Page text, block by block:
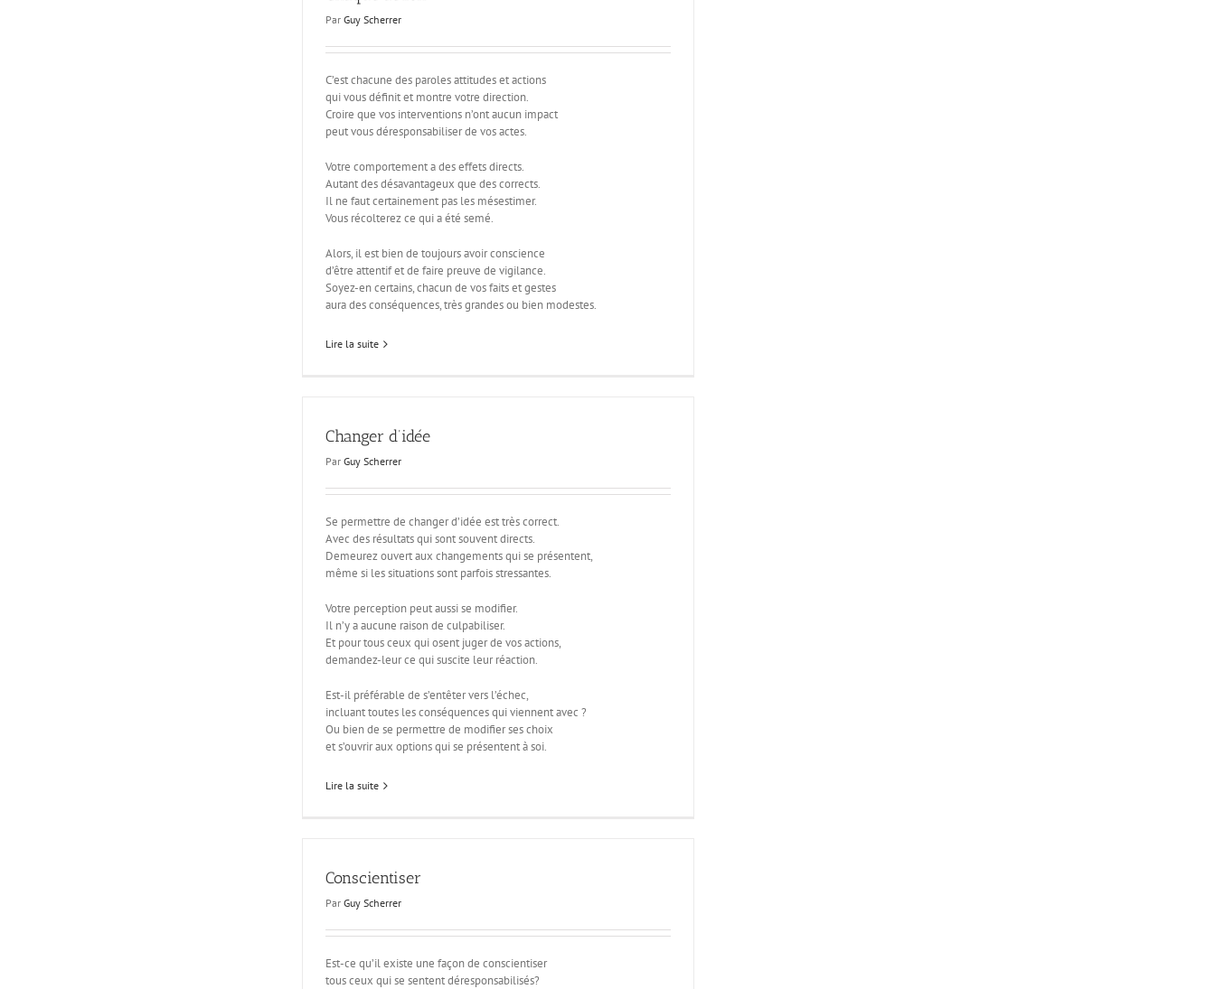
Par Guy Scherrer
C’est chacune des paroles attitudes et actions
qui vous définit et montre votre direction.
Croire que vos interventions n’ont aucun impact
peut vous déresponsabiliser de vos actes.
Votre comportement a des effets directs.
Autant des désavantageux que des corrects.
Il ne faut certainement pas les mésestimer.
Vous récolterez ce qui a été semé.
Alors, il est bien de toujours avoir conscience
d’être attentif et de faire preuve de vigilance.
Soyez-en certains, chacun de vos faits et gestes
aura des conséquences, très grandes ou bien modestes.
Lire la suite
Changer d’idée
Par Guy Scherrer
Se permettre de changer d’idée est très correct.
Avec des résultats qui sont souvent directs.
Demeurez ouvert aux changements qui se présentent,
même si les situations sont parfois stressantes.
Votre perception peut aussi se modifier.
Il n’y a aucune raison de culpabiliser.
Et pour tous ceux qui osent juger de vos actions,
demandez-leur ce qui suscite leur réaction.
Est-il préférable de s’entêter vers l’échec,
incluant toutes les conséquences qui viennent avec ?
Ou bien de se permettre de modifier ses choix
et s’ouvrir aux options qui se présentent à soi.
Lire la suite
Conscientiser
Par Guy Scherrer
Est-ce qu’il existe une façon de conscientiser
tous ceux qui se sentent déresponsabilisés?